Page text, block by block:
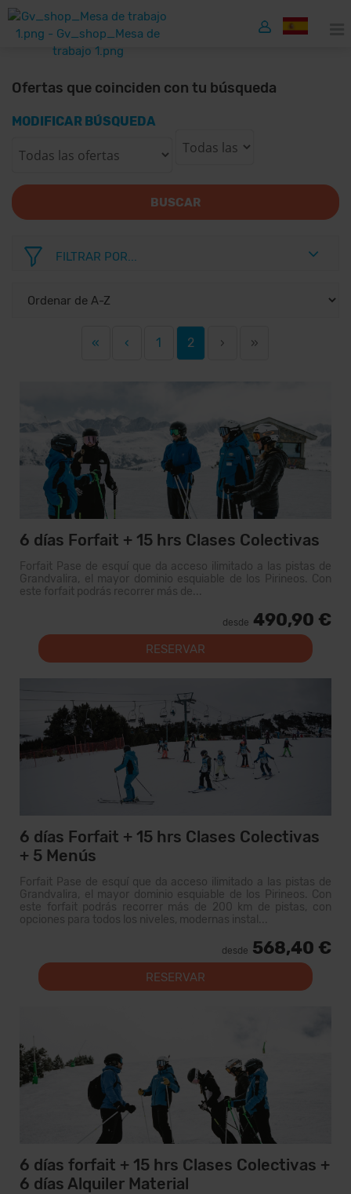
Ofertas que coinciden con tu búsqueda
MODIFICAR BÚSQUEDA
BUSCAR
FILTRAR POR...
« ‹ 1 2 › »
6 días Forfait + 15 hrs Clases Colectivas
Forfait Pase de esquí que da acceso ilimitado a las pistas de
Grandvalira, el mayor dominio esquiable de los Pirineos. Con
este forfait podrás recorrer más de...
desde 490,90 €
RESERVAR
6 días Forfait + 15 hrs Clases Colectivas
+ 5 Menús
Forfait Pase de esquí que da acceso ilimitado a las pistas de
Grandvalira, el mayor dominio esquiable de los Pirineos. Con
este forfait podrás recorrer más de 200 km de pistas, con
opciones para todos los niveles, modernas instal...
desde 568,40 €
RESERVAR
6 días forfait + 15 hrs Clases Colectivas +
6 días Alquiler Material